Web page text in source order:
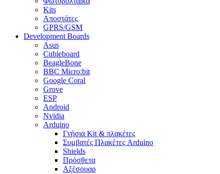
Kits
Αποστάτες
GPRS/GSM
Development Boards
Asus
Cubieboard
BeagleBone
BBC Micro:bit
Google Coral
Grove
ESP
Android
Nvidia
Arduino
Γνήσια Kit & πλακέτες
Συμβατές Πλακέτες Arduino
Shields
Πρόσθετα
Αξέσουαρ